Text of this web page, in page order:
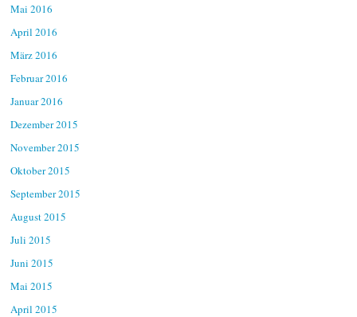
Mai 2016
April 2016
März 2016
Februar 2016
Januar 2016
Dezember 2015
November 2015
Oktober 2015
September 2015
August 2015
Juli 2015
Juni 2015
Mai 2015
April 2015